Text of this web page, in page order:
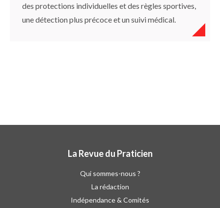
des protections individuelles et des règles sportives,
une détection plus précoce et un suivi médical.
La Revue du Praticien
Qui sommes-nous ?
La rédaction
Indépendance & Comités